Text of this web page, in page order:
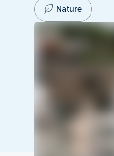
Nature